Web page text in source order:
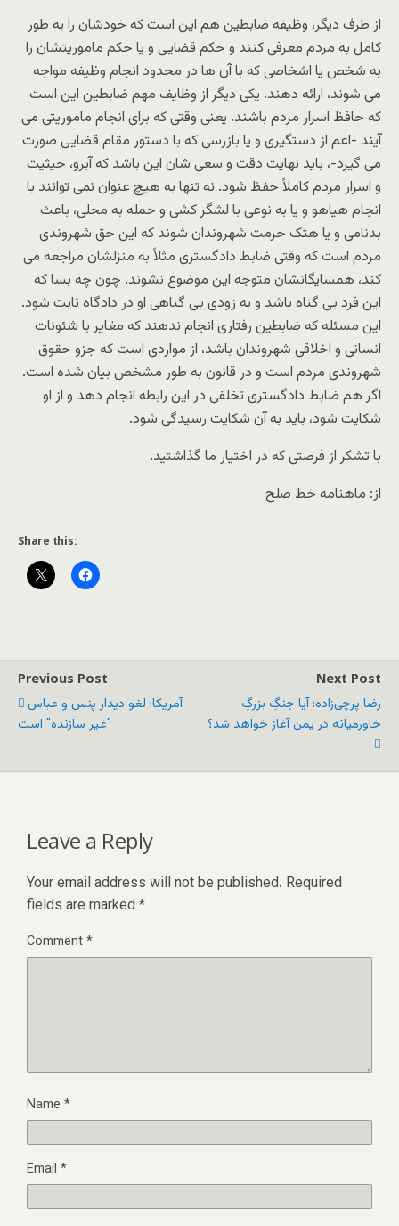
از طرف دیگر، وظیفه ضابطین هم این است که خودشان را به طور
کامل به مردم معرفی کنند و حکم قضایی و یا حکم ماموریتشان را
به شخص یا اشخاصی که با آن ها در محدود انجام وظیفه مواجه
می شوند، ارائه دهند. یکی دیگر از وظایف مهم ضابطین این است
که حافظ اسرار مردم باشند. یعنی وقتی که برای انجام ماموریتی می
آیند -اعم از دستگیری و یا بازرسی که با دستور مقام قضایی صورت
می گیرد-، باید نهایت دقت و سعی شان این باشد که آبرو، حیثیت
و اسرار مردم کاملاً حفظ شود. نه تنها به هیچ عنوان نمی توانند با
انجام هیاهو و یا به نوعی با لشگر کشی و حمله به محلی، باعث
بدنامی و یا هتک حرمت شهروندان شوند که این حق شهروندی
مردم است که وقتی ضابط دادگستری مثلاً به منزلشان مراجعه می
کند، همسایگانشان متوجه این موضوع نشوند. چون چه بسا که
این فرد بی گناه باشد و به زودی بی گناهی او در دادگاه ثابت شود.
این مسئله که ضابطین رفتاری انجام ندهند که مغایر با شئونات
انسانی و اخلاقی شهروندان باشد، از مواردی است که جزو حقوق
شهروندی مردم است و در قانون به طور مشخص بیان شده است.
اگر هم ضابط دادگستری تخلفی در این رابطه انجام دهد و از او
شکایت شود، باید به آن شکایت رسیدگی شود.
با تشکر از فرصتی که در اختیار ما گذاشتید.
از: ماهنامه خط صلح
Share this:
Previous Post
آمریکا: لغو دیدار پنس و عباس
"غیر سازنده" است
Next Post
رضا پرچی‌زاده: آیا جنگِ بزرگِ
خاورمیانه در یمن آغاز خواهد شد؟
Leave a Reply
Your email address will not be published. Required
fields are marked *
Comment*
Name *
Email *